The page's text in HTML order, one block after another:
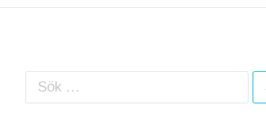
Sök efter: